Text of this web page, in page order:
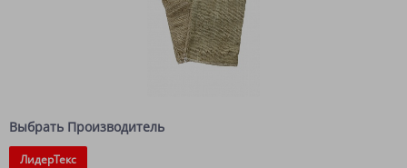
Выбрать Производитель
ЛидерТекс